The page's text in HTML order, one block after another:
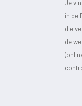
Je
in de
die
de